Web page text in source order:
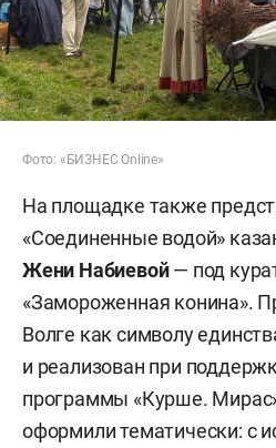
Фото: «БИЗНЕС Online»
На площадке также
«Соединенные водой»
Жени Набиевой— под
«Замороженная конина».
Волге как символу
и реализован при
программы «Курше.
оформили тематически: с